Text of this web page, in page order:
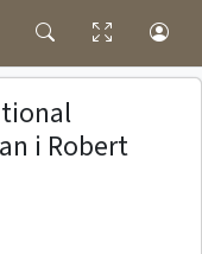
i Robert